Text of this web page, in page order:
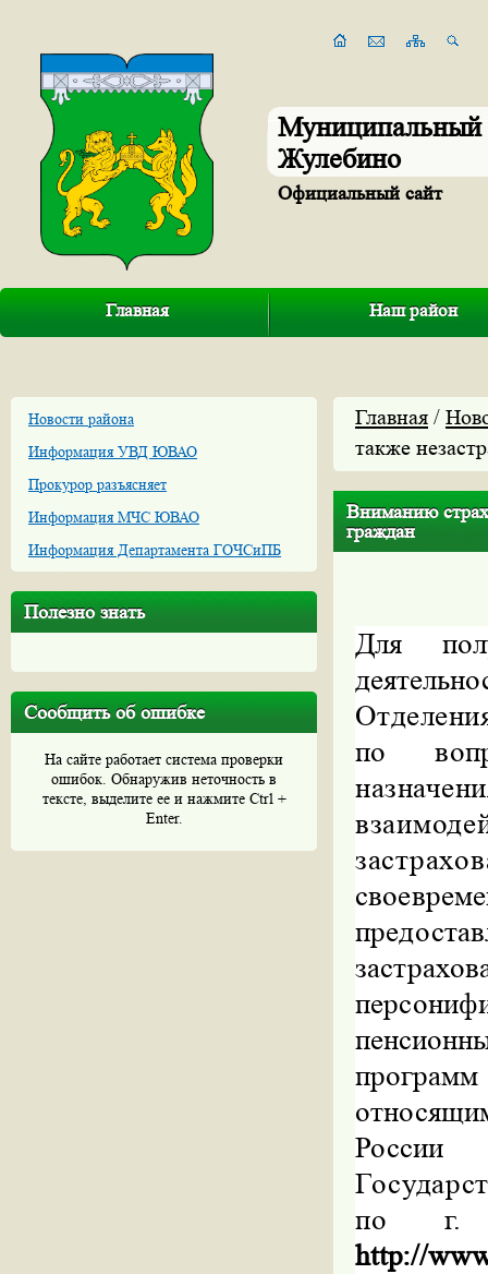
Муниципальный
Жулебино
Официальный сайт
Главная Наш район
Новости района
Информация УВД ЮВАО
Прокурор разъясняет
Информация МЧС ЮВАО
Информация Департамента ГОЧСиПБ
Полезно знать
Сообщить об ошибке
На сайте работает система проверки
ошибок. Обнаружив неточность в
тексте, выделите ее и нажмите Ctrl +
Enter.
Главная /
также
Вниманию
граждан
Для
по
пог.
http://